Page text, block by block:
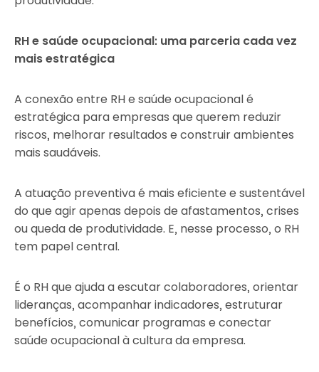
RH e saúde ocupacional: uma parceria cada vez
mais estratégica
A conexão entre RH e saúde ocupacional é
estratégica para empresas que querem reduzir
riscos, melhorar resultados e construir ambientes
mais saudáveis.
A atuação preventiva é mais eficiente e sustentável
do que agir apenas depois de afastamentos, crises
ou queda de produtividade. E, nesse processo, o RH
tem papel central.
É o RH que ajuda a escutar colaboradores, orientar
lideranças, acompanhar indicadores, estruturar
benefícios, comunicar programas e conectar
saúde ocupacional à cultura da empresa.